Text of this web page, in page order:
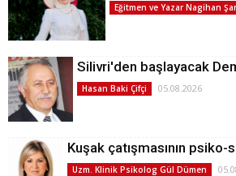
Eğitmen ve Yazar Nagihan
Silivri'den başlayacak
Hasan Baki Çifçi 05.08.2026
Kuşak çatışmasının
Uzm. Klinik Psikolog Gül Dümen